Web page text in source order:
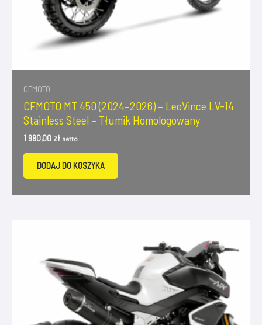
CFMOTO
CFMOTO MT 450 (2024–2026) – LeoVince LV-14
Stainless Steel – Tłumik Homologowany
1 980,00 zł netto
DODAJ DO KOSZYKA